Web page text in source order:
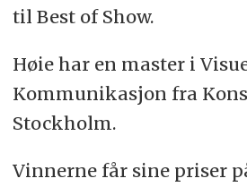
til Best of Show.
Høie har en master i
Kommunikasjon fra
Stockholm.
Vinnerne får sine priser